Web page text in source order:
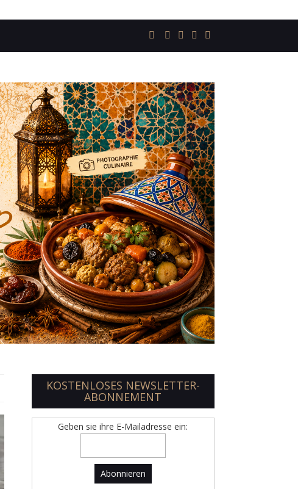
KOSTENLOSES NEWSLETTER-
ABONNEMENT
Geben sie ihre E-Mailadresse ein: